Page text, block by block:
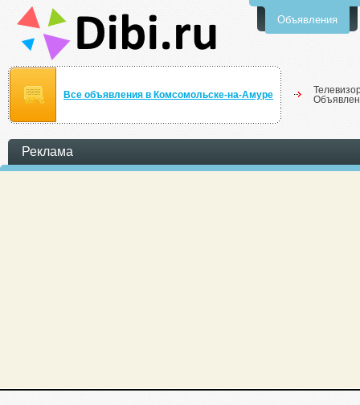
Объявления
Все объявления в Комсомольске-на-Амуре
Реклама